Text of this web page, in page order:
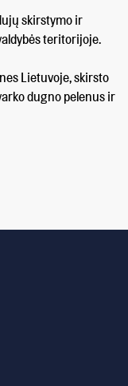
skirstymo ir
teritorijoje.
Lietuvoje, skirsto
dugno pelenus ir